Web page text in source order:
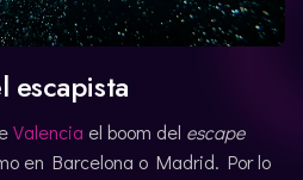
escapista
Valencia el boom del escape
en Barcelona o Madrid. Por lo